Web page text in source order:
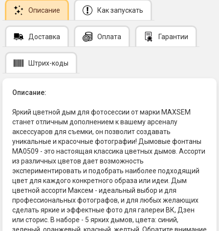
Описание Как запускать
Доставка Оплата Гарантии
Штрих-коды
Описание:
Яркий цветной дым для фотосессии от марки MAXSEM
станет отличным дополнением к вашему арсеналу
аксессуаров для съемки, он позволит создавать
уникальные и красочные фотографии! Дымовые фонтаны
MA0509 - это настоящая классика цветных дымов. Ассорти
из различных цветов дает возможность
экспериментировать и подобрать наиболее подходящий
цвет для каждого конкретного образа или идеи. Дым
цветной ассорти Максем - идеальный выбор и для
профессиональных фотографов, и для любых желающих
сделать яркие и эффектные фото для галереи ВК, Дзен
или сторис. В наборе - 5 ярких дымов, цвета: синий,
зеленый, оранжевый, красный, желтый. Обратите внимание